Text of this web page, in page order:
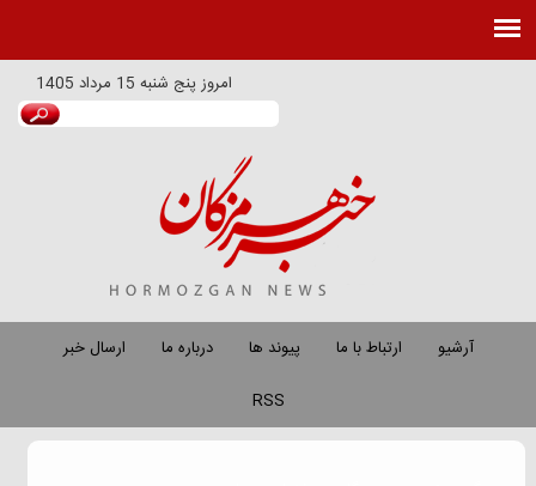
امروز پنج شنبه 15 مرداد 1405
آرشیو ارتباط با ما پیوند ها درباره ما
ارسال خبر
RSS